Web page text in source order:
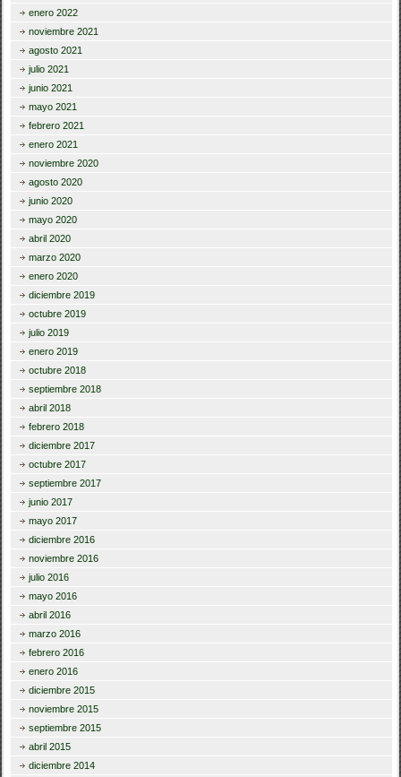
enero 2022
noviembre 2021
agosto 2021
julio 2021
junio 2021
mayo 2021
febrero 2021
enero 2021
noviembre 2020
agosto 2020
junio 2020
mayo 2020
abril 2020
marzo 2020
enero 2020
diciembre 2019
octubre 2019
julio 2019
enero 2019
octubre 2018
septiembre 2018
abril 2018
febrero 2018
diciembre 2017
octubre 2017
septiembre 2017
junio 2017
mayo 2017
diciembre 2016
noviembre 2016
julio 2016
mayo 2016
abril 2016
marzo 2016
febrero 2016
enero 2016
diciembre 2015
noviembre 2015
septiembre 2015
abril 2015
diciembre 2014